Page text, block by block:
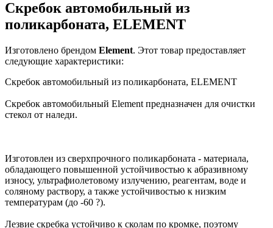
Скребок автомобильный из
поликарбоната, ELEMENT
Изготовлено брендом Element. Этот товар предоставляет
следующие характеристики:
Скребок автомобильный из поликарбоната, ELEMENT
Скребок автомобильный Element предназначен для очистки
стекол от наледи.
Изготовлен из сверхпрочного поликарбоната - материала,
обладающего повышенной устойчивостью к абразивному
износу, ультрафиолетовому излучению, реагентам, воде и
соляному раствору, а также устойчивостью к низким
температурам (до -60 ?).
Лезвие скребка устойчиво к сколам по кромке, поэтому